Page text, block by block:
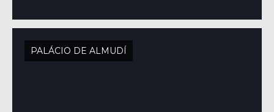
PALÁCIO DE ALMUDÍ